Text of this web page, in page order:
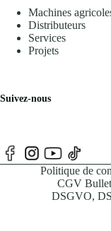
Machines
Distributeurs
Services
Projets
Suivez-nous
Politique de
CGV
DSGVO,